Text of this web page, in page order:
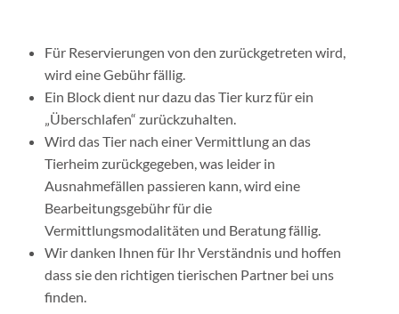
Für Reservierungen von den zurückgetreten wird,
wird eine Gebühr fällig.
Ein Block dient nur dazu das Tier kurz für ein
„Überschlafen“ zurückzuhalten.
Wird das Tier nach einer Vermittlung an das
Tierheim zurückgegeben, was leider in
Ausnahmefällen passieren kann, wird eine
Bearbeitungsgebühr für die
Vermittlungsmodalitäten und Beratung fällig.
Wir danken Ihnen für Ihr Verständnis und hoffen
dass sie den richtigen tierischen Partner bei uns
finden.